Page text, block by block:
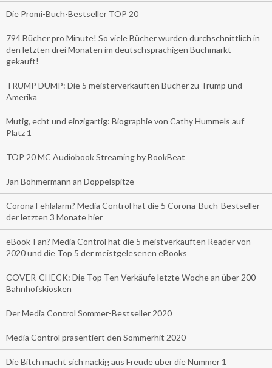
Die Promi-Buch-Bestseller TOP 20
794 Bücher pro Minute! So viele Bücher wurden durchschnittlich in
den letzten drei Monaten im deutschsprachigen Buchmarkt
gekauft!
TRUMP DUMP: Die 5 meisterverkauften Bücher zu Trump und
Amerika
Mutig, echt und einzigartig: Biographie von Cathy Hummels auf
Platz 1
TOP 20 MC Audiobook Streaming by BookBeat
Jan Böhmermann an Doppelspitze
Corona Fehlalarm? Media Control hat die 5 Corona-Buch-Bestseller
der letzten 3 Monate hier
eBook-Fan? Media Control hat die 5 meistverkauften Reader von
2020 und die Top 5 der meistgelesenen eBooks
COVER-CHECK: Die Top Ten Verkäufe letzte Woche an über 200
Bahnhofskiosken
Der Media Control Sommer-Bestseller 2020
Media Control präsentiert den Sommerhit 2020
Die Bitch macht sich nackig aus Freude über die Nummer 1